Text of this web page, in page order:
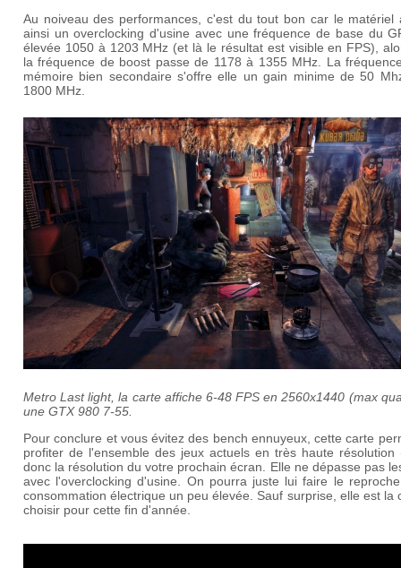
Au noiveau des performances, c'est du tout bon car le matériel
ainsi un overclocking d'usine avec une fréquence de base du
élevée 1050 à 1203 MHz (et là le résultat est visible en FPS),
la fréquence de boost passe de 1178 à 1355 MHz. La
mémoire bien secondaire s'offre elle un gain minime de 50
1800 MHz.
Metro Last light, la carte affiche 6-48 FPS en 2560x1440 (max
une GTX 980 7-55.
Pour conclure et vous évitez des bench ennuyeux, cette carte
profiter de l'ensemble des jeux actuels en très haute résolution
donc la résolution du votre prochain écran. Elle ne dépasse pas
avec l'overclocking d'usine. On pourra juste lui faire le
consommation électrique un peu élevée. Sauf surprise, elle est la
choisir pour cette fin d'année.